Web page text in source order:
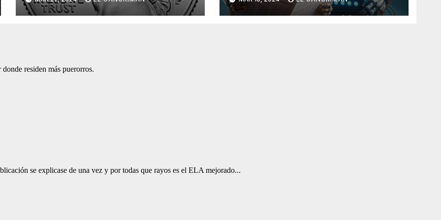
Tendrán Una Pejetita?»
Artificial